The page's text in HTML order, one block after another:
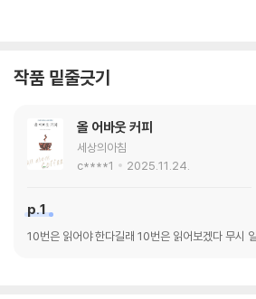
작품 밑줄긋기
올 어바웃 커피
세상의아침
c****1
2025.11.24.
p.1
10번은 읽어야 한다길래 10번은 읽어보겠다 무시